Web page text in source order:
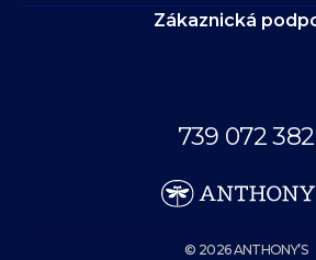
Zákaznická
739 072 382
© 2026 ANTHONY’S